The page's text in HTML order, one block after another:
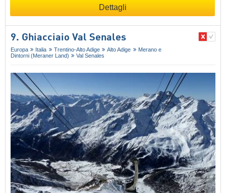
Dettagli
9. Ghiacciaio Val Senales
Europa Italia Trentino-Alto Adige Alto Adige
Merano e
Dintorni (Meraner Land)
Val Senales